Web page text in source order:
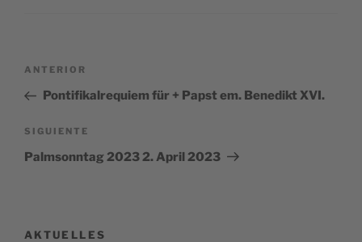
entradas
Entrada
anterior:
ANTERIOR
Pontifikalrequiem für + Papst em. Benedikt XVI.
Siguiente
entrada
SIGUIENTE
Palmsonntag 2023 2. April 2023
AKTUELLES